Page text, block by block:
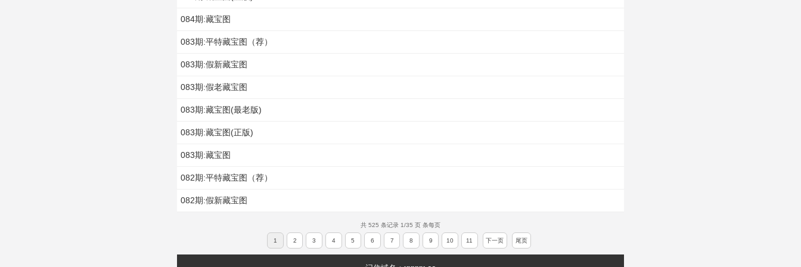
084期:藏宝图
083期:平特藏宝图（荐）
083期:假新藏宝图
083期:假老藏宝图
083期:藏宝图(最老版)
083期:藏宝图(正版)
083期:藏宝图
082期:平特藏宝图（荐）
082期:假新藏宝图
共 525 条记录 1/35 页 条每页
1 2 3 4 5 6 7 8 9 10 11 下一页 尾页